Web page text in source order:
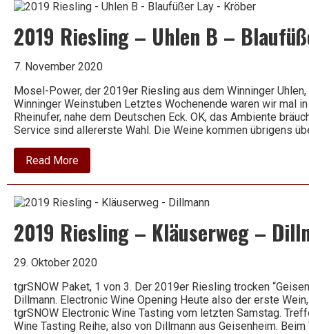
–
Père
et
2019 Riesling – Uhlen B –
7. November 2020
Mosel-Power, der 2019er Riesling aus dem Winninger
Winninger Weinstuben Letztes Wochenende waren wir mal
Rheinufer, nahe dem Deutschen Eck. OK, das Ambiente
Service sind allererste Wahl. Die Weine kommen übrigens
Read Moreabout
2019
Riesling
Uhlen
Blaufüßer
–
Kröber
2019 Riesling – Kläuserweg –
29. Oktober 2020
tgrSNOW Paket, 1 von 3. Der 2019er Riesling trocken
Dillmann. Electronic Wine Opening Heute also der erste
tgrSNOW Electronic Wine Tasting vom letzten Samstag.
Wine Tasting Reihe, also von Dillmann aus Geisenheim.